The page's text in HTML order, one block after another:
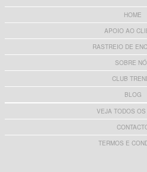
HOME
APOIO AO
RASTREIO DE
SOBRE
CLUB
BLOG
VEJA TODOS
TERMOS E